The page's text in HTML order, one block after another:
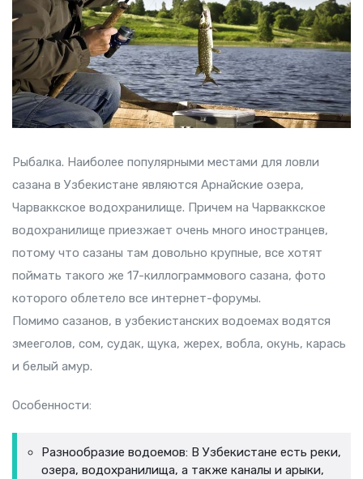
Рыбалка. Наиболее популярными местами для ловли
сазана в Узбекистане являются Арнайские озера,
Чарваккское водохранилище. Причем на Чарваккское
водохранилище приезжает очень много иностранцев,
потому что сазаны там довольно крупные, все хотят
поймать такого же 17-киллограммового сазана, фото
которого облетело все интернет-форумы.
Помимо сазанов, в узбекистанских водоемах водятся
змееголов, сом, судак, щука, жерех, вобла, окунь, карась
и белый амур.
Особенности:
Разнообразие водоемов: В Узбекистане есть реки,
озера, водохранилища, а также каналы и арыки,